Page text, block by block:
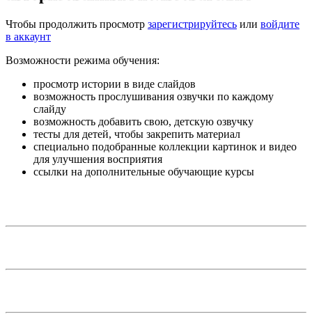
Чтобы продолжить просмотр зарегистрируйтесь или войдите
в аккаунт
Возможности режима обучения:
просмотр истории в виде слайдов
возможность прослушивания озвучки по каждому
слайду
возможность добавить свою, детскую озвучку
тесты для детей, чтобы закрепить материал
специально подобранные коллекции картинок и видео
для улучшения восприятия
ссылки на дополнительные обучающие курсы